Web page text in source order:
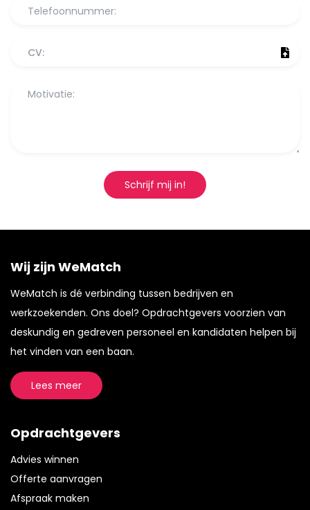
CV:
Schrijf mij in!
Wij zijn WeMatch
WeMatch is dé verbinding tussen bedrijven en
werkzoekenden. Ons doel? Opdrachtgevers voorzien van
deskundig en gedreven personeel en kandidaten helpen bij
het vinden van een baan.
Lees meer
Opdrachtgevers
Advies winnen
Offerte aanvragen
Afspraak maken